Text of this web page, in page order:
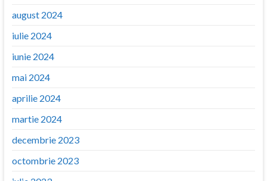
august 2024
iulie 2024
iunie 2024
mai 2024
aprilie 2024
martie 2024
decembrie 2023
octombrie 2023